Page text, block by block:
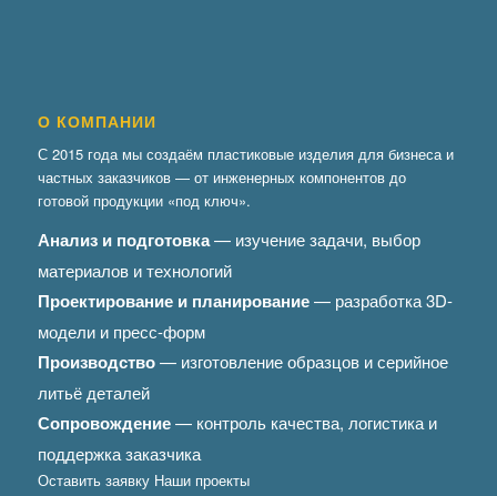
О КОМПАНИИ
С 2015 года мы создаём пластиковые изделия для бизнеса и
частных заказчиков — от инженерных компонентов до
готовой продукции «под ключ».
Анализ и подготовка— изучение задачи, выбор
материалов и технологий
Проектирование и планирование— разработка 3D-
модели и пресс-форм
Производство— изготовление образцов и серийное
литьё деталей
Сопровождение— контроль качества, логистика и
поддержка заказчика
Оставить заявку Наши проекты